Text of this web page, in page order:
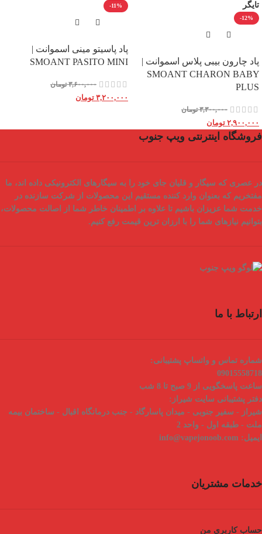
-12%
پاد چارون بیبی پلاس اسموانت |
SMOANT CHARON BABY
PLUS
۳,۳۰۰,۰۰۰ تومان
۲,۹۰۰,۰۰۰ تومان
-11%
پاد پاسیتو مینی اسموانت |
SMOANT PASITO MINI
۳,۶۰۰,۰۰۰ تومان
۳,۲۰۰,۰۰۰ تومان
فروشگاه اینترنتی ویپ جنوب
در عصری که سیگار و قلیان جای خود را به سیگارهای الکترونیکی داده اند، ما
مفتخریم که بعنوان وارد کننده مستقیم
این محصولات از شرکت سازنده در
خدمت شما عزیزان باشیم تا علاوه بر اطمینان خاطر شما از
اصالت محصولات،
بتوانیم نیازهای شما را با ارزان ترین قیمت رفع کنیم.
ارتباط با ما
شماره تماس و واتساپ پشتیبانی:
09015558718
ساعت پاسخگویی از 9 صبح تا 8 شب
دفتر پشتیبانی سایت شیراز:
شیراز - سفیر جنوبی - میدان پاسارگاد - جنب درمانگاه اقبال - ساختمان بیمه
ملت - طبقه اول - واحد 2
ایمیل:
خدمات مشتریان
حساب کاربری من